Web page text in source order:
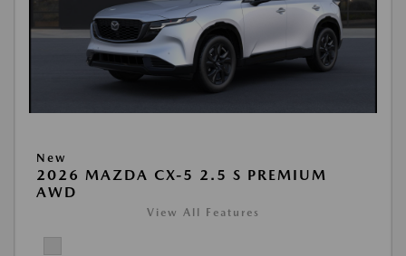
New
2026 MAZDA CX-5 2.5 S PREMIUM
AWD
View All Features